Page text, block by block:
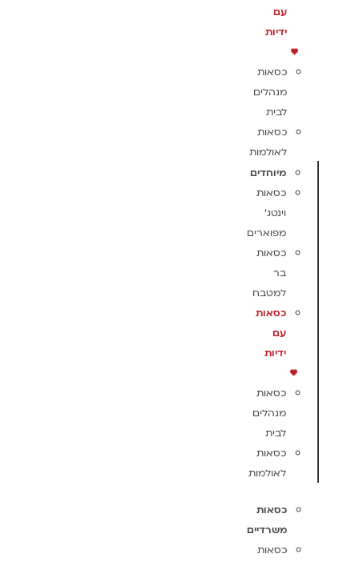
עם
ידיות
כסאות
מנהלים
לבית
כסאות
לאולמות
מיוחדים
כסאות
וינטג'
מפוארים
כסאות
בר
למטבח
כסאות
עם
ידיות
כסאות
מנהלים
לבית
כסאות
לאולמות
כסאות
משרדיים
כסאות